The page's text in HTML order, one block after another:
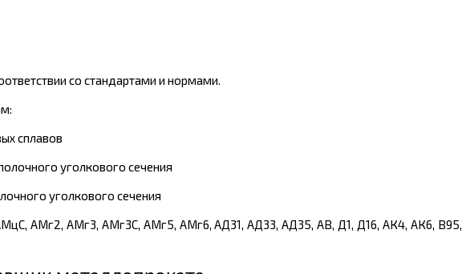
со стандартами и нормами.
сплавов
уголкового сечения
уголкового сечения
АМг2, АМг3, АМг3С, АМг5, АМг6, АД31, АД33, АД35, АВ, Д1, Д16, АК4, АК6, В95,